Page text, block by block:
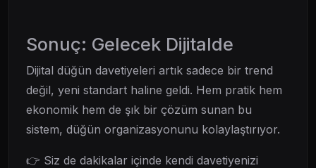
Sonuç: Gelecek Dijitalde
Dijital düğün davetiyeleri artık sadece bir trend
değil, yeni standart haline geldi. Hem pratik hem
ekonomik hem de şık bir çözüm sunan bu
sistem, düğün organizasyonunu kolaylaştırıyor.
👉 Siz de dakikalar içinde kendi davetiyenizi